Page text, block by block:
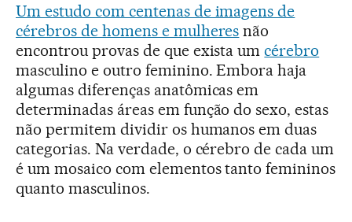
Um estudo com centenas de imagens de
cérebros de homens e mulheres não
encontrou provas de que exista umcérebro
masculino e outro feminino. Embora haja
algumas diferenças anatômicas em
determinadas áreas em função do sexo, estas
não permitem dividir os humanos em duas
categorias. Na verdade, o cérebro de cada um
é um mosaico com elementos tanto femininos
quanto masculinos.